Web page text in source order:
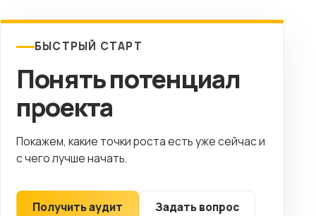
БЫСТРЫЙ СТАРТ
Понять потенциал
проекта
Покажем, какие точки роста есть уже сейчас и
с чего лучше начать.
Получить аудит Задать вопрос